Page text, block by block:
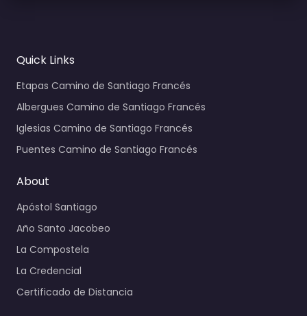
Quick Links
Etapas Camino de Santiago Francés
Albergues Camino de Santiago Francés
Iglesias Camino de Santiago Francés
Puentes Camino de Santiago Francés
About
Apóstol Santiago
Año Santo Jacobeo
La Compostela
La Credencial
Certificado de Distancia